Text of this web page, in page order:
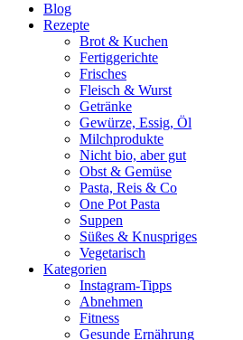
Blog
Rezepte
Brot & Kuchen
Fertiggerichte
Frisches
Fleisch & Wurst
Getränke
Gewürze, Essig, Öl
Milchprodukte
Nicht bio, aber gut
Obst & Gemüse
Pasta, Reis & Co
One Pot Pasta
Suppen
Süßes & Knuspriges
Vegetarisch
Kategorien
Instagram-Tipps
Abnehmen
Fitness
Gesunde Ernährung